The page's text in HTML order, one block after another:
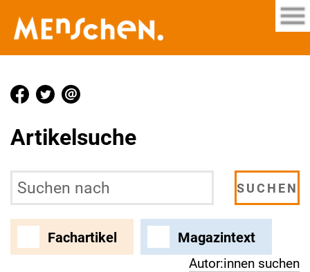
Artikelsuche
Fachartikel Magazintext
Autor:innen suchen